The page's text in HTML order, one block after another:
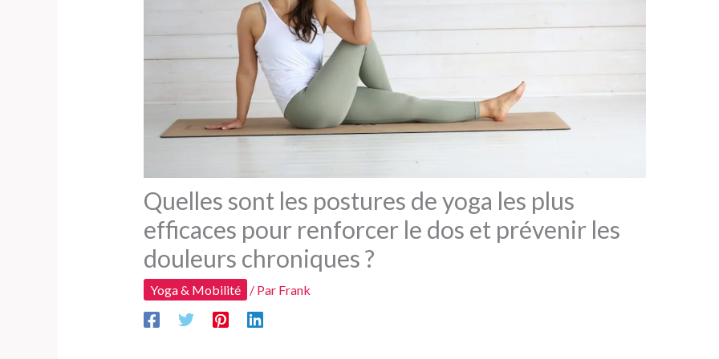
Quelles sont les postures de yoga les plus
efficaces pour renforcer le dos et prévenir les
douleurs chroniques ?
Yoga & Mobilité / Par Frank